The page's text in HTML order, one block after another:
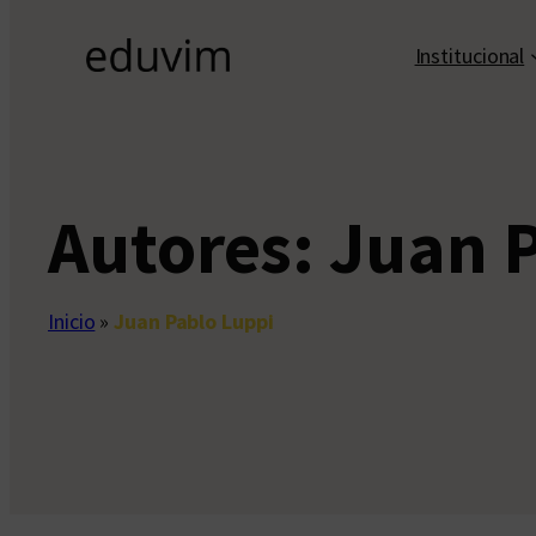
Institucional
Autores: Juan
Inicio »Juan Pablo Luppi